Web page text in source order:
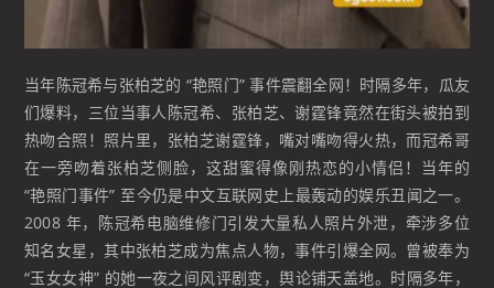
当年陈冠希与张柏芝的 “艳照门” 事件震翻全网！时隔多年，瓜友
们爆料，三位当事人陈冠希、张柏芝、谢霆锋竟然在街头被拍到
热吻合照！照片里，张柏芝谢霆锋，嘴对嘴吻得火热，而冠希哥
在一旁吻着张柏芝侧脸，这甜蜜得像刚热恋的小情侣！当年的
“艳照门事件” 至今仍是中文互联网史上最轰动的娱乐丑闻之一。
2008 年，陈冠希电脑维修门引发大量私人照片外泄，牵涉多位
知名女星，其中张柏芝成为焦点人物，事件引爆全网。曾被奉为
“玉女女神” 的她一夜之间风评剧变，舆论铺天盖地。时隔多年，